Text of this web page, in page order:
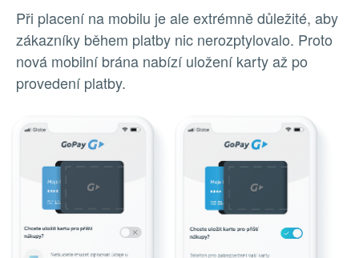
Při placení na mobilu je ale extrémně důležité, aby
zákazníky během platby nic nerozptylovalo. Proto
nová mobilní brána nabízí uložení karty až po
provedení platby.